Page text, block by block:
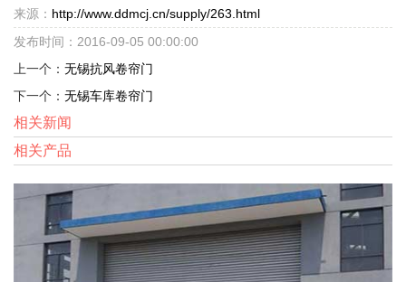
来源： http://www.ddmcj.cn/supply/263.html
发布时间：2016-09-05 00:00:00
上一个： 无锡抗风卷帘门
下一个： 无锡车库卷帘门
相关新闻
相关产品